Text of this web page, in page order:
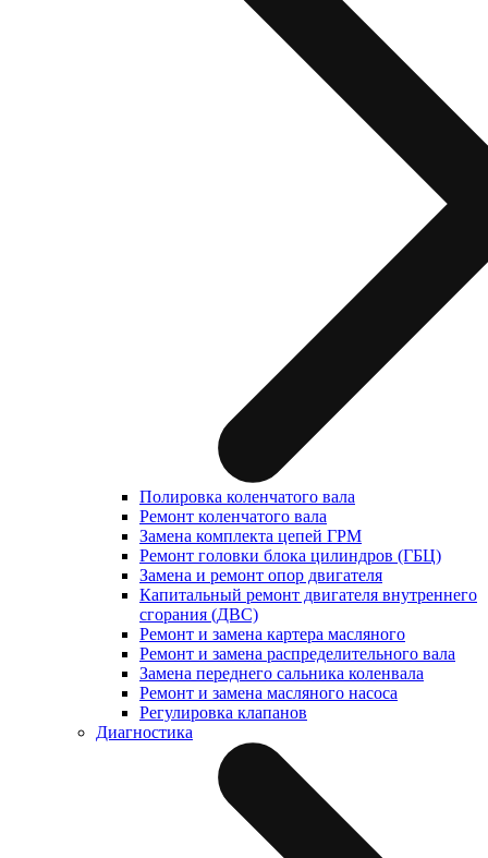
Полировка коленчатого вала
Ремонт коленчатого вала
Замена комплекта цепей ГРМ
Ремонт головки блока цилиндров (ГБЦ)
Замена и ремонт опор двигателя
Капитальный ремонт двигателя внутреннего
сгорания (ДВС)
Ремонт и замена картера масляного
Ремонт и замена распределительного вала
Замена переднего сальника коленвала
Ремонт и замена масляного насоса
Регулировка клапанов
Диагностика